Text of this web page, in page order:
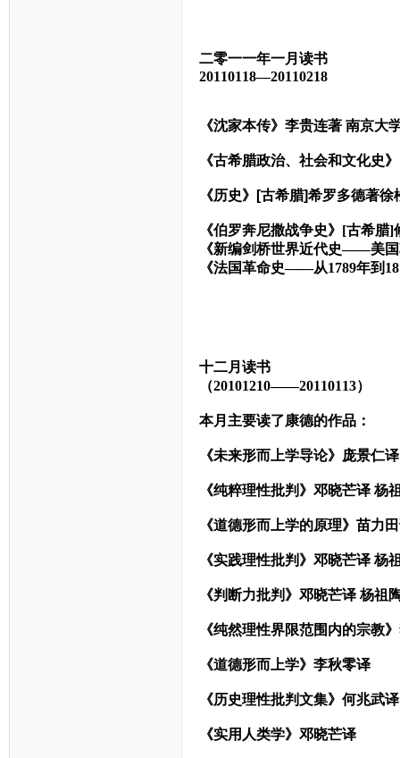
二零一一年一月读书
20110118—20110218
《沈家本传》李贵连著 南京大
《古希腊政治、社会和文化史
《历史》[古希腊]希罗多德著
《伯罗奔尼撒战争史》[古希
《新编剑桥世界近代史——美
《法国革命史——从1789年到
十二月读书
（20101210——20110113）
本月主要读了康德的作品：
《未来形而上学导论》庞景仁译
《纯粹理性批判》邓晓芒译 杨
《道德形而上学的原理》苗力
《实践理性批判》邓晓芒译 杨
《判断力批判》邓晓芒译 杨祖
《纯然理性界限范围内的宗教
《道德形而上学》李秋零译
《历史理性批判文集》何兆武译
《实用人类学》邓晓芒译